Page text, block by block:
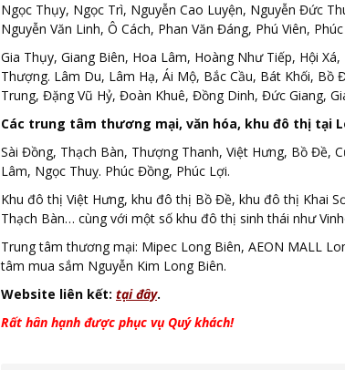
Ngọc Thụy, Ngọc Trì, Nguyễn Cao Luyện, Nguyễn Đức
Nguyễn Văn Linh, Ô Cách, Phan Văn Đáng, Phú Viên,
Gia Thụy, Giang Biên, Hoa Lâm, Hoàng Như Tiếp, Hội
Thượng. Lâm Du, Lâm Hạ, Ái Mộ, Bắc Cầu, Bát Khối, Bồ
Trung, Đặng Vũ Hỷ, Đoàn Khuê, Đồng Dinh, Đức Giang,
Các trung tâm thương mại, văn hóa, khu đô thị tại
Sài Đồng, Thạch Bàn, Thượng Thanh, Việt Hưng, Bồ Đề,
Lâm, Ngọc Thuỵ. Phúc Đồng, Phúc Lợi.
Khu đô thị Việt Hưng, khu đô thị Bồ Đề, khu đô thị Khai
Thạch Bàn… cùng với một số khu đô thị sinh thái như
Trung tâm thương mại: Mipec Long Biên, AEON MALL
tâm mua sắm Nguyễn Kim Long Biên.
Website liên kết: tại đây.
Rất hân hạnh được phục vụ Quý khách!